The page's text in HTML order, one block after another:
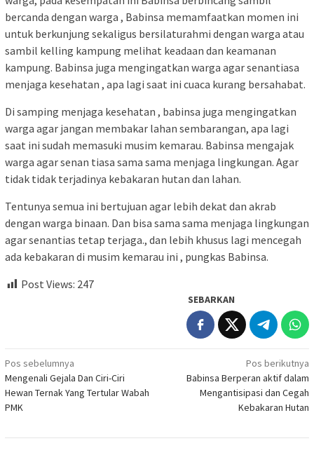
bercanda dengan warga , Babinsa memamfaatkan momen ini
untuk berkunjung sekaligus bersilaturahmi dengan warga atau
sambil kelling kampung melihat keadaan dan keamanan
kampung. Babinsa juga mengingatkan warga agar senantiasa
menjaga kesehatan , apa lagi saat ini cuaca kurang bersahabat.
Di samping menjaga kesehatan , babinsa juga mengingatkan
warga agar jangan membakar lahan sembarangan, apa lagi
saat ini sudah memasuki musim kemarau. Babinsa mengajak
warga agar senan tiasa sama sama menjaga lingkungan. Agar
tidak tidak terjadinya kebakaran hutan dan lahan.
Tentunya semua ini bertujuan agar lebih dekat dan akrab
dengan warga binaan. Dan bisa sama sama menjaga lingkungan
agar senantias tetap terjaga., dan lebih khusus lagi mencegah
ada kebakaran di musim kemarau ini , pungkas Babinsa.
Post Views: 247
SEBARKAN
Navigasi
pos
Pos sebelumnya
Mengenali Gejala Dan Ciri-Ciri
Hewan Ternak Yang Tertular Wabah
PMK
Pos berikutnya
Babinsa Berperan aktif dalam
Mengantisipasi dan Cegah
Kebakaran Hutan